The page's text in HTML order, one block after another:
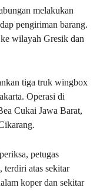
melakukan
pengiriman barang.
wilayah Gresik dan
tiga truk wingbox
Operasi di
Cukai Jawa Barat,
petugas
terdiri atas sekitar
koper dan sekitar